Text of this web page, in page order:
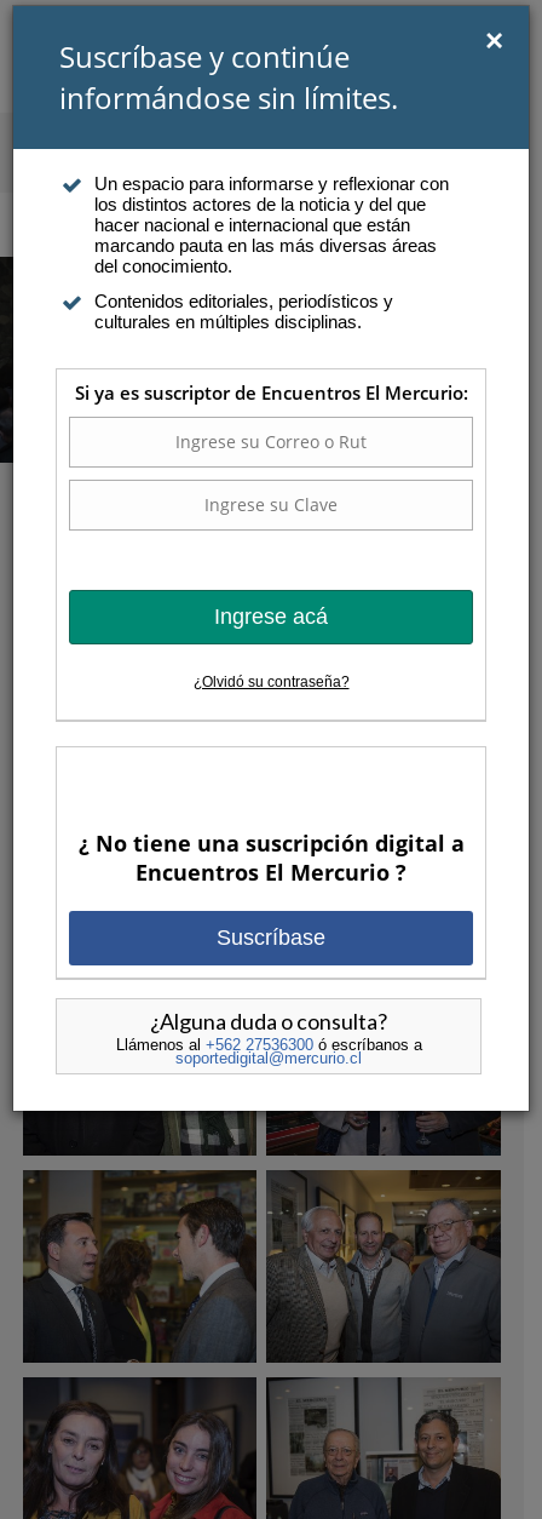
SUSCRIBIRSE INICIAR SESIÓN
Atención a suscriptores
La travesía que cambió el
mundo: Magallanes, primera
circunnavegación de la tierra
Suscríbase y continúe
informándose sin límites.
×
Un espacio para informarse y reflexionar con
los distintos actores de la noticia y del que
hacer nacional e internacional que están
marcando pauta en las más diversas áreas
del conocimiento.
Contenidos editoriales, periodísticos y
culturales en múltiples disciplinas.
Si ya es suscriptor de Encuentros El Mercurio:
Ingrese acá
¿Olvidó su contraseña?
¿ No tiene una suscripción digital a
Encuentros El Mercurio ?
Suscríbase
¿Alguna duda o consulta?
Llámenos al +562 27536300ó escríbanos a
soportedigital@mercurio.cl